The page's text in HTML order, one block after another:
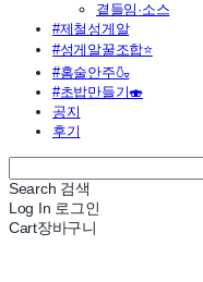
곁들임·소스
#제철성게알
#성게알꿀조합⭐
#홈술안주🍶
#초밥만들기🍣
공지
후기
Search 검색
Log In 로그인
Cart장바구니